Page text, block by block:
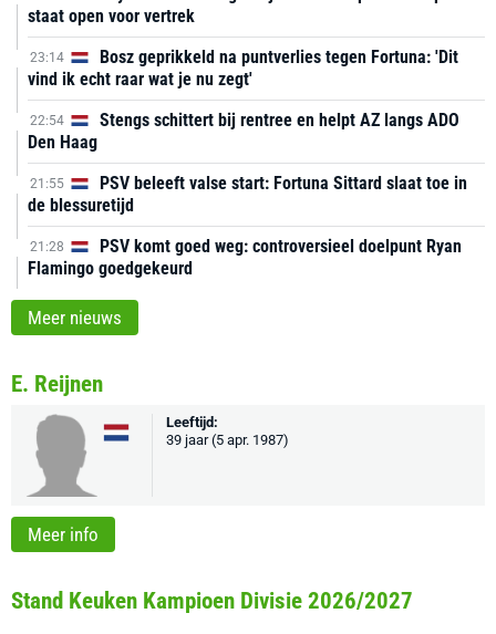
staat open voor vertrek
23:14
Bosz geprikkeld na puntverlies tegen Fortuna: 'Dit
vind ik echt raar wat je nu zegt'
22:54
Stengs schittert bij rentree en helpt AZ langs ADO
Den Haag
21:55
PSV beleeft valse start: Fortuna Sittard slaat toe in
de blessuretijd
21:28
PSV komt goed weg: controversieel doelpunt Ryan
Flamingo goedgekeurd
Meer nieuws
E. Reijnen
Leeftijd:
39 jaar (5 apr. 1987)
Meer info
Stand Keuken Kampioen Divisie 2026/2027